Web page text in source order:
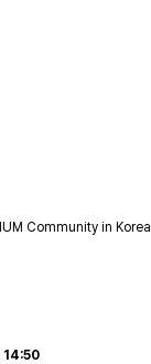
Community in Korea